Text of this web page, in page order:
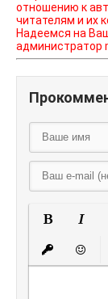
отношению к
читателям и их
Надеемся на
администратор